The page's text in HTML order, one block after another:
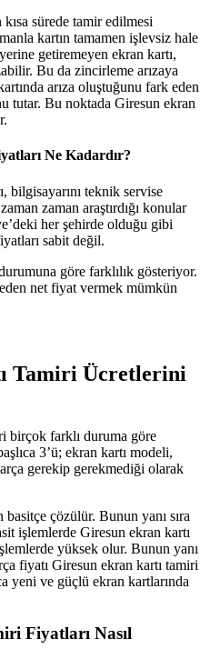
kısa sürede tamir edilmesi
kartın tamamen işlevsiz hale
getiremeyen ekran kartı,
Bu da zincirleme arızaya
arıza oluştuğunu fark eden
tutar. Bu noktada Giresun ekran
Ne Kadardır?
bilgisayarını teknik servise
zaman araştırdığı konular
her şehirde olduğu gibi
sabit değil.
göre farklılık gösteriyor.
net fiyat vermek mümkün
Tamiri Ücretlerini
birçok farklı duruma göre
3’ü; ekran kartı modeli,
gerekip gerekmediği olarak
basitçe çözülür. Bunun yanı sıra
işlemlerde Giresun ekran kartı
yüksek olur. Bunun yanı
fiyatı Giresun ekran kartı tamiri
yeni ve güçlü ekran kartlarında
Fiyatları Nasıl